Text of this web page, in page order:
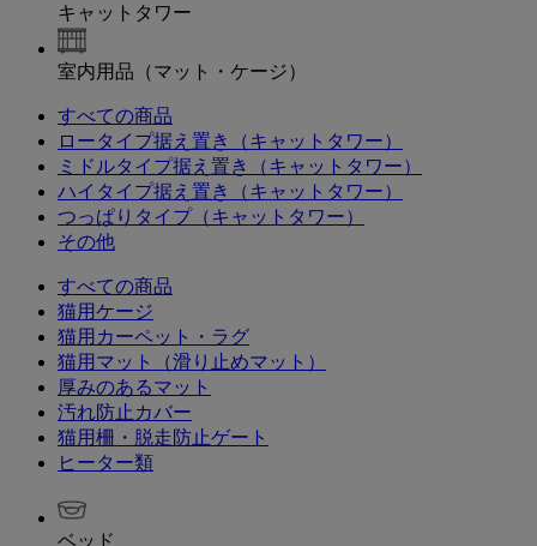
キャットタワー
室内用品（マット・ケージ）
すべての商品
ロータイプ据え置き（キャットタワー）
ミドルタイプ据え置き（キャットタワー）
ハイタイプ据え置き（キャットタワー）
つっぱりタイプ（キャットタワー）
その他
すべての商品
猫用ケージ
猫用カーペット・ラグ
猫用マット（滑り止めマット）
厚みのあるマット
汚れ防止カバー
猫用柵・脱走防止ゲート
ヒーター類
ベッド